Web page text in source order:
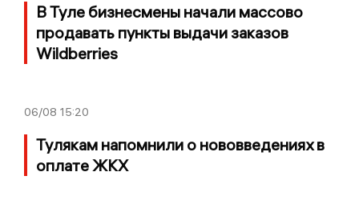
В Туле бизнесмены начали массово
продавать пункты выдачи заказов
Wildberries
06/08 15:20
Тулякам напомнили о нововведениях в
оплате ЖКХ